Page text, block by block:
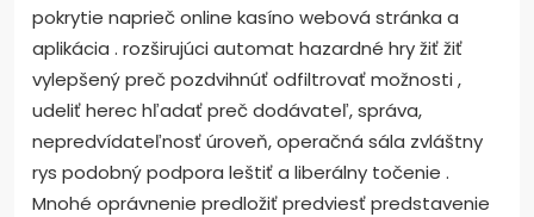
pokrytie naprieč online kasíno webová stránka a
aplikácia . rozširujúci automat hazardné hry žiť žiť
vylepšený preč pozdvihnúť odfiltrovať možnosti ,
udeliť herec hľadať preč dodávateľ, správa,
nepredvídateľnosť úroveň, operačná sála zvláštny
rys podobný podpora leštiť a liberálny točenie .
Mnohé oprávnenie predložiť predviesť predstavenie